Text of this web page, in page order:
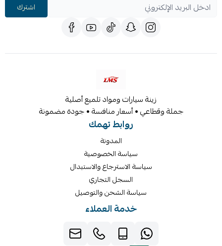
اشترك
زينة سيارات ومواد تلميع أصلية
جملة وقطاعي • أسعار منافسة • جودة مضمونة
روابط تهمك
المدونة
سياسة الخصوصية
سياسة الاسترجاع والاستبدال
السجل التجاري
سياسة الشحن والتوصيل
خدمة العملاء